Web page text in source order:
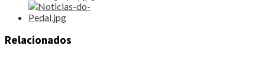
Relacionados